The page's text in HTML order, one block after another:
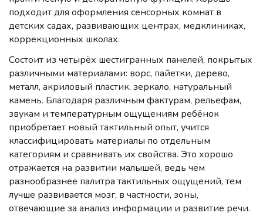
подходит для оформления сенсорных комнат в
детских садах, развивающих центрах, медклиниках,
коррекционных школах.
Состоит из четырёх шестигранных панелей, покрытых
различными материалами: ворс, пайетки, дерево,
металл, акриловый пластик, зеркало, натуральный
камень. Благодаря различным фактурам, рельефам,
звукам и температурным ощущениям ребёнок
приобретает новый тактильный опыт, учится
классифицировать материалы по отдельным
категориям и сравнивать их свойства. Это хорошо
отражается на развитии малышей, ведь чем
разнообразнее палитра тактильных ощущений, тем
лучше развивается мозг, в частности, зоны,
отвечающие за анализ информации и развитие речи.